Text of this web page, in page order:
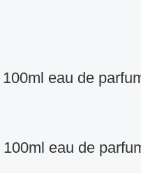
eau de
eau de